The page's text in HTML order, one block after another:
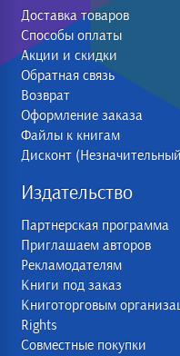
Доставка товаров
Способы оплаты
Акции и скидки
Обратная связь
Возврат
Оформление заказа
Файлы к книгам
Дисконт
Издательство
Партнерская программа
Приглашаем авторов
Рекламодателям
Книги под заказ
Книготорговым
Rights
Совместные покупки